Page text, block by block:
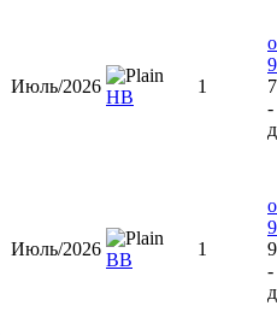
Июль/2026
НВ
1
-
Июль/2026
ВВ
1
-